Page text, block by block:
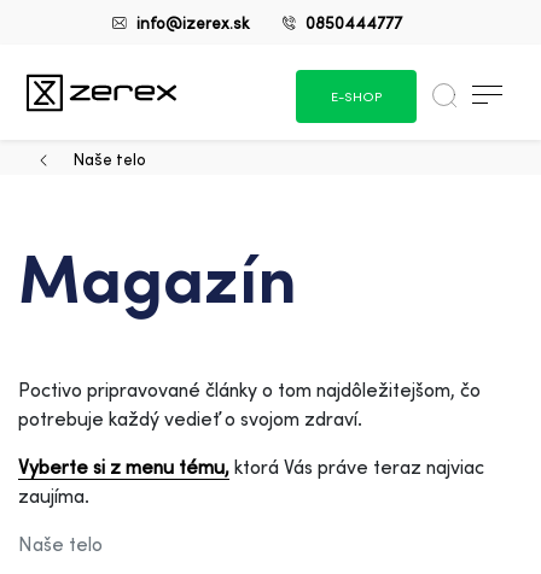
info@izerex.sk 0850444777
E-SHOP
Naše telo
Magazín
Poctivo pripravované články o tom najdôležitejšom, čo
potrebuje každý vedieť o svojom zdraví.
Vyberte si z menu tému, ktorá Vás práve teraz najviac
zaujíma.
Naše telo